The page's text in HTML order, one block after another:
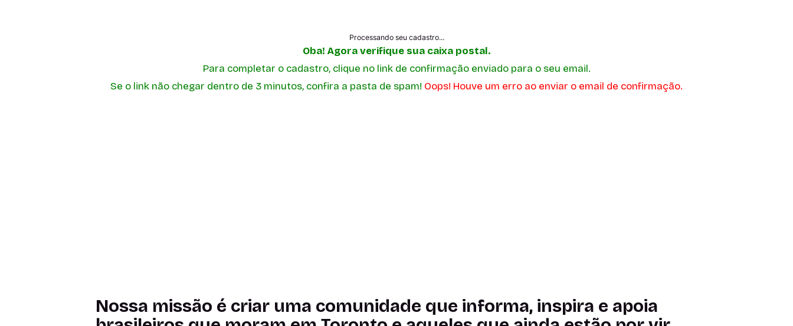
Processando seu cadastro...
Oba! Agora verifique sua caixa postal.
Para completar o cadastro, clique no link de confirmação enviado para o seu email.
Se o link não chegar dentro de 3 minutos, confira a pasta de spam! Oops! Houve um erro ao enviar o email de confirmação.
Nossa missão é criar uma comunidade que informa, inspira e apoia